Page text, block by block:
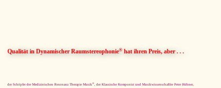
Qualität in Dynamischer Raumstereophonie® hat ihren Preis, aber . . .
der Schöpfer der Medizinischen Resonanz Therapie Musik®, der Klassische Komponist und Musikwissenschaftler Peter Hübner,